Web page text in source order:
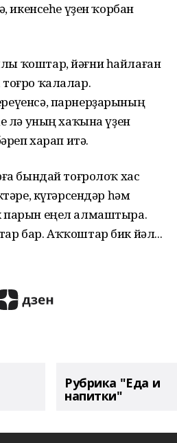
икенсеһе үҙен ҡорбан
ҡоштар, йәғни һайлаған
ҡалалар.
парнерҙарының
лә уның хаҡына үҙен
харап итә.
бындай тоғролоҡ хас
күгәрсендәр һәм
парын еңел алмаштыра.
бар. Аҡҡоштар бик йәл...
Рубрика "Еда и
напитки"